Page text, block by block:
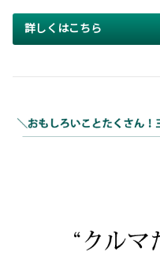
詳しくはこちら